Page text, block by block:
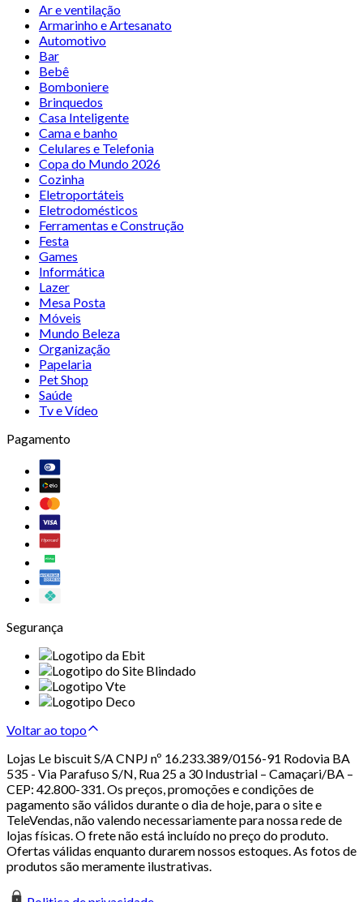
Ar e ventilação
Armarinho e Artesanato
Automotivo
Bar
Bebê
Bomboniere
Brinquedos
Casa Inteligente
Cama e banho
Celulares e Telefonia
Copa do Mundo 2026
Cozinha
Eletroportáteis
Eletrodomésticos
Ferramentas e Construção
Festa
Games
Informática
Lazer
Mesa Posta
Móveis
Mundo Beleza
Organização
Papelaria
Pet Shop
Saúde
Tv e Vídeo
Pagamento
Segurança
Voltar ao topo
Lojas Le biscuit S/A CNPJ nº 16.233.389/0156-91 Rodovia BA
535 - Via Parafuso S/N, Rua 25 a 30 Industrial – Camaçari/BA –
CEP: 42.800-331. Os preços, promoções e condições de
pagamento são válidos durante o dia de hoje, para o site e
TeleVendas, não valendo necessariamente para nossa rede de
lojas físicas. O frete não está incluído no preço do produto.
Ofertas válidas enquanto durarem nossos estoques. As fotos de
produtos são meramente ilustrativas.